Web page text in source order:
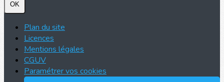
OK
Plan du site
Licences
Mentions légales
CGUV
Paramétrer vos cookies